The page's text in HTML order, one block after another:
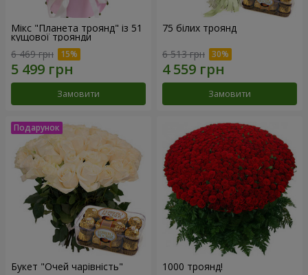
Мікс "Планета троянд" із 51
кущової троянди
6 469 грн
Замовити
75 білих троянд
6 513 грн
Замовити
Букет "Очей чарівність" 1000 троянд!